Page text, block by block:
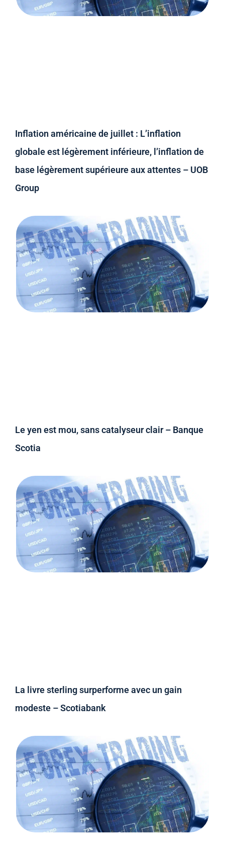
Inflation américaine de juillet : L’inflation
globale est légèrement inférieure, l’inflation de
base légèrement supérieure aux attentes – UOB
Group
Le yen est mou, sans catalyseur clair – Banque
Scotia
La livre sterling surperforme avec un gain
modeste – Scotiabank